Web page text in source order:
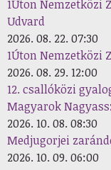
1Úton Nemzetközi
Udvard
2026. 08. 22. 07:30
1Úton Nemzetközi
2026. 08. 29. 12:00
12. csallóközi
Magyarok
2026. 10. 08. 08:30
Medjugorjei
2026. 10. 09. 06:00